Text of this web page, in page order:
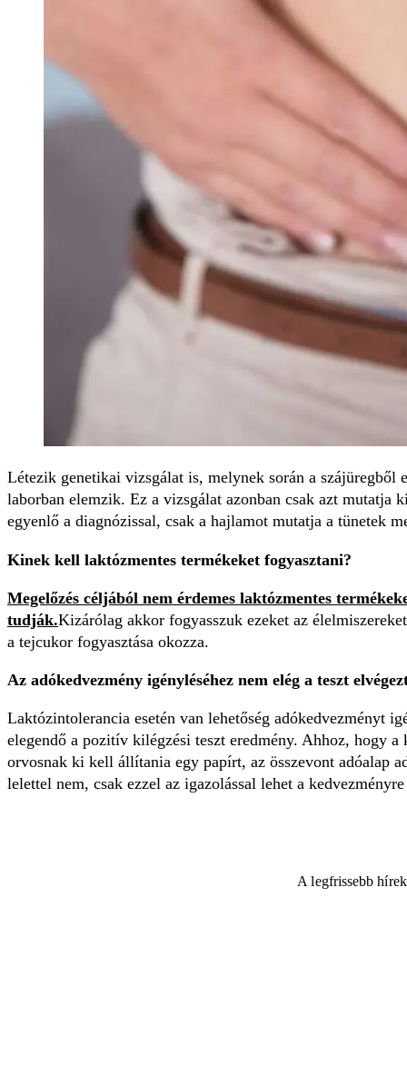
Létezik genetikai vizsgálat is, melynek során a szájüregből
laborban elemzik. Ez a vizsgálat azonban csak azt
egyenlő a diagnózissal, csak a hajlamot mutatja a tünetek
Kinek kell laktózmentes termékeket fogyasztani?
Megelőzés céljából nem érdemes laktózmentes
tudják.Kizárólag akkor fogyasszuk ezeket az
a tejcukor fogyasztása okozza.
Az adókedvezmény igényléséhez nem elég a teszt
Laktózintolerancia esetén van lehetőség adókedvezményt
elegendő a pozitív kilégzési teszt eredmény. Ahhoz, hogy
orvosnak ki kell állítania egy papírt, az összevont adóalap
lelettel nem, csak ezzel az igazolással lehet a
A legfrissebb